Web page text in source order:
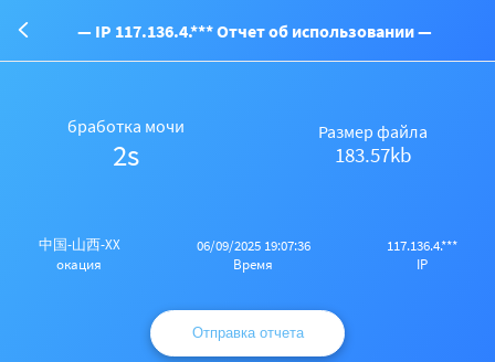
— IP 117.136.4.*** Отчет об использовании —
бработка мочи
2s
Размер файла
183.57kb
中国-山西-XX
окация
06/09/2025 19:07:36
Время
117.136.4.***
IP
Отправка отчета